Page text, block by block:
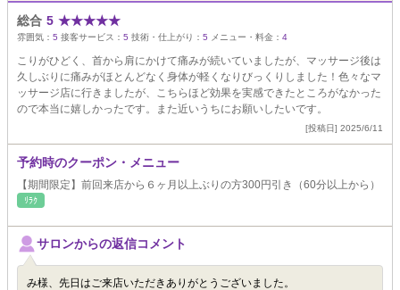
総合 5 ★★★★★
雰囲気： 5 接客サービス： 5 技術・仕上がり： 5 メニュー・料金： 4
こりがひどく、首から肩にかけて痛みが続いていましたが、マッサージ後は
久しぶりに痛みがほとんどなく身体が軽くなりびっくりしました！色々なマ
ッサージ店に行きましたが、こちらほど効果を実感できたところがなかった
ので本当に嬉しかったです。また近いうちにお願いしたいです。
[投稿日] 2025/6/11
予約時のクーポン・メニュー
【期間限定】前回来店から６ヶ月以上ぶりの方300円引き（60分以上から）
ﾘﾗｸ
サロンからの返信コメント
み様、先日はご来店いただきありがとうございました。